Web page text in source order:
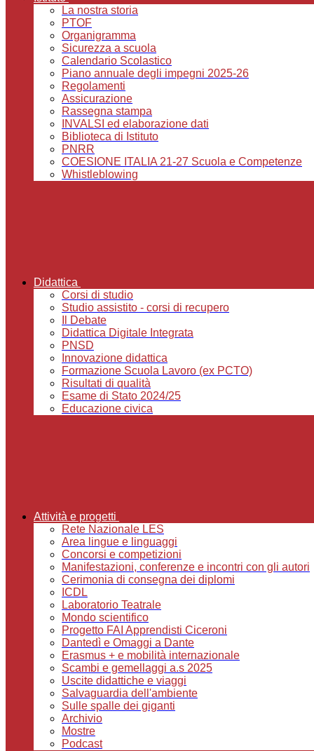
La nostra storia
PTOF
Organigramma
Sicurezza a scuola
Calendario Scolastico
Piano annuale degli impegni 2025-26
Regolamenti
Assicurazione
Rassegna stampa
INVALSI ed elaborazione dati
Biblioteca di Istituto
PNRR
COESIONE ITALIA 21-27 Scuola e Competenze
Whistleblowing
Didattica
Corsi di studio
Studio assistito - corsi di recupero
Il Debate
Didattica Digitale Integrata
PNSD
Innovazione didattica
Formazione Scuola Lavoro (ex PCTO)
Risultati di qualità
Esame di Stato 2024/25
Educazione civica
Attività e progetti
Rete Nazionale LES
Area lingue e linguaggi
Concorsi e competizioni
Manifestazioni, conferenze e incontri con gli autori
Cerimonia di consegna dei diplomi
ICDL
Laboratorio Teatrale
Mondo scientifico
Progetto FAI Apprendisti Ciceroni
Dantedì e Omaggi a Dante
Erasmus + e mobilità internazionale
Scambi e gemellaggi a.s 2025
Uscite didattiche e viaggi
Salvaguardia dell'ambiente
Sulle spalle dei giganti
Archivio
Mostre
Podcast